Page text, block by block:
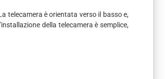
telecamera è orientata verso il basso e,
della telecamera è semplice,